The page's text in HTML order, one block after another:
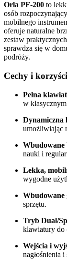
Orla PF-200 to
osób
mobilnego
oferuje naturalne
zestaw
sprawdza się w
podróży.
Cechy i korzyści
Pełna
w
Dynamiczna
umożliwiając
Wbudowane
nauki i
Lekka,
wygodne
Wbudowane
sprzętu.
Tryb Dual/
klawiatury do
Wejścia i
nagłośnienia i